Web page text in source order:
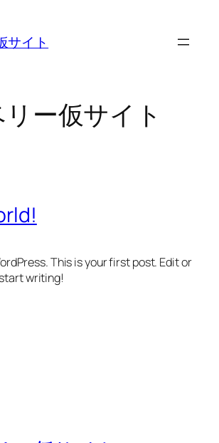
サイト
ー仮サイト
This is your first post. Edit or
writing!